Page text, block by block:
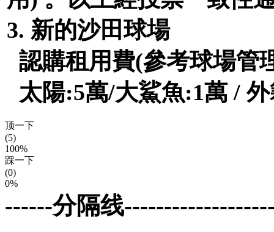
3. 新的沙田球場
認購租用費(參考球場管
太陽:5萬/大鯊魚:1萬 /
顶一下
(5)
100%
踩一下
(0)
0%
------分隔线